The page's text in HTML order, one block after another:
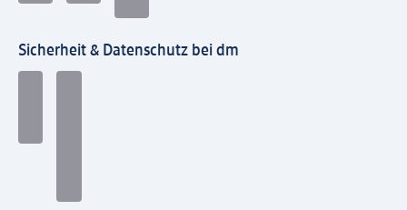
Sicherheit & Datenschutz bei dm